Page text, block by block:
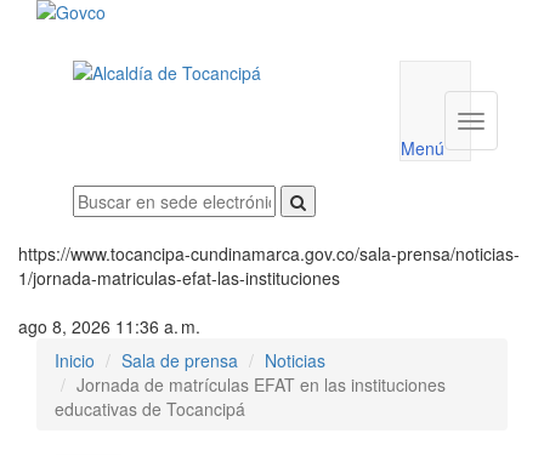
utilidades
Menú
Menú
https://www.tocancipa-cundinamarca.gov.co/sala-prensa/noticias-
1/jornada-matriculas-efat-las-instituciones
ago 8, 2026 11:36 a. m.
Inicio
Sala de prensa
Noticias
Jornada de matrículas EFAT en las instituciones
educativas de Tocancipá